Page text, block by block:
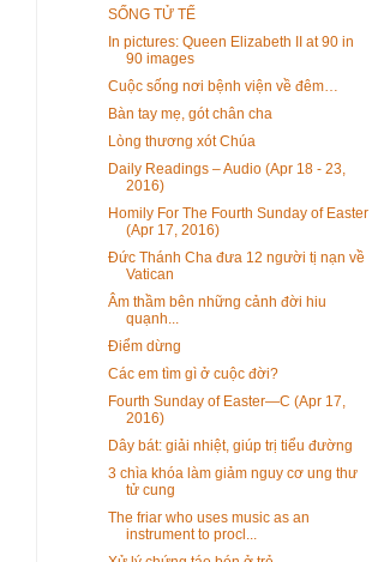
SỐNG TỬ TẾ
In pictures: Queen Elizabeth II at 90 in
90 images
Cuộc sống nơi bệnh viện về đêm…
Bàn tay mẹ, gót chân cha
Lòng thương xót Chúa
Daily Readings – Audio (Apr 18 - 23,
2016)
Homily For The Fourth Sunday of Easter
(Apr 17, 2016)
Đức Thánh Cha đưa 12 người tị nạn về
Vatican
Âm thầm bên những cảnh đời hiu
quạnh...
Điểm dừng
Các em tìm gì ở cuộc đời?
Fourth Sunday of Easter—C (Apr 17,
2016)
Dây bát: giải nhiệt, giúp trị tiểu đường
3 chìa khóa làm giảm nguy cơ ung thư
tử cung
The friar who uses music as an
instrument to procl...